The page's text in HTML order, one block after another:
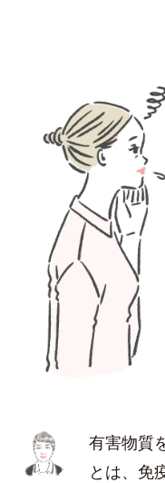
有害物質
とは、免